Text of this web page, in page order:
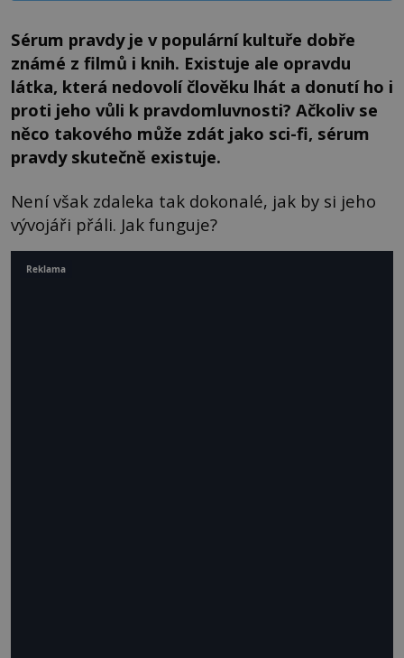
Sérum pravdy je v populární kultuře dobře
známé z filmů i knih. Existuje ale opravdu
látka, která nedovolí člověku lhát a donutí ho i
proti jeho vůli k pravdomluvnosti? Ačkoliv se
něco takového může zdát jako sci-fi, sérum
pravdy skutečně existuje.
Není však zdaleka tak dokonalé, jak by si jeho
vývojáři přáli. Jak funguje?
Reklama